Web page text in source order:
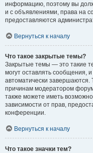
информацию, поэтому вы
и с объявлениями, права на
предоставляются
Вернуться к началу
Что такое закрытые темы?
Закрытые темы — это такие
могут оставлять сообщения,
автоматически
причинам модератором
также можете иметь
зависимости от прав,
конференции.
Вернуться к началу
Что такое значки тем?